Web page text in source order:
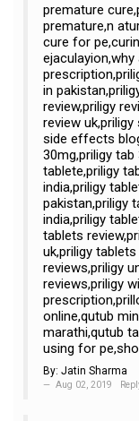
premature
premature,n
cure for
ejaculayion,why
in
review,priligy
review
side effects
30mg,priligy tab
tablete,priligy
india,priligy
pakistan,priligy
india,priligy
tablets
uk,priligy
reviews,priligy
reviews,priligy
online,qutub
marathi,qutub
using for
By: Jatin Sharma
Aug 02, 2019